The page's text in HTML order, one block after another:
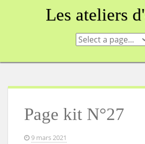
Les ateliers
Page kit N°27
9 mars 2021